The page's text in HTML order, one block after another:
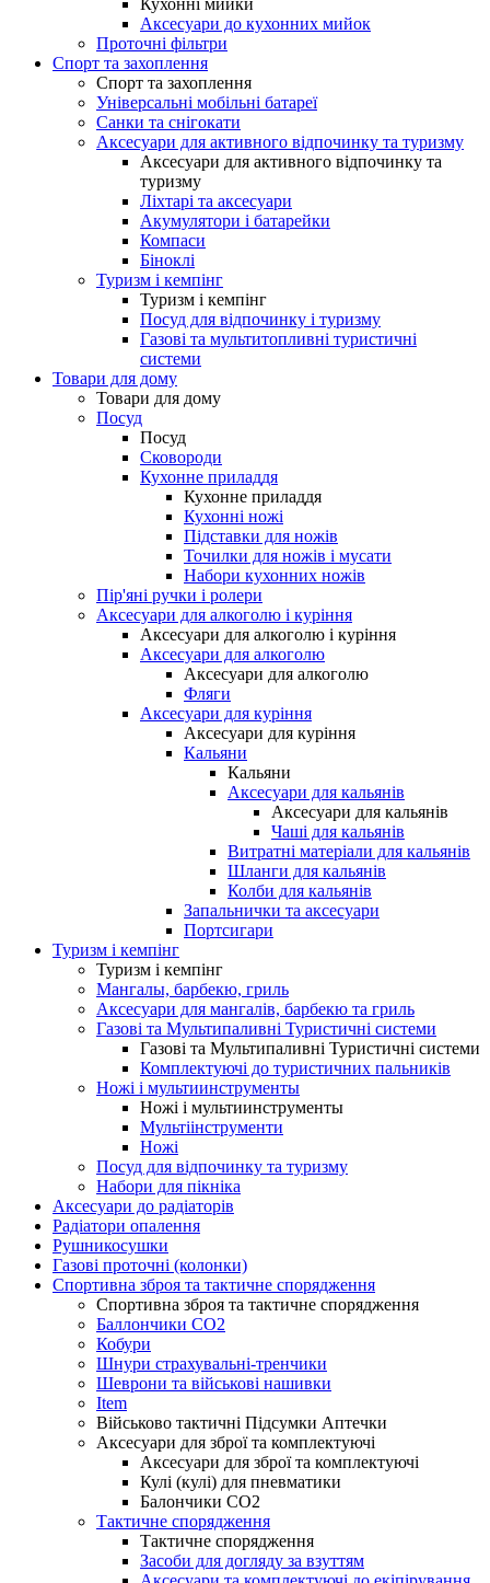
Кухонні мийки
Аксесуари до кухонних мийок
Проточні фільтри
Спорт та захоплення
Спорт та захоплення
Універсальні мобільні батареї
Санки та снігокати
Аксесуари для активного відпочинку та туризму
Аксесуари для активного відпочинку та
туризму
Ліхтарі та аксесуари
Акумулятори і батарейки
Компаси
Біноклі
Туризм і кемпінг
Туризм і кемпінг
Посуд для відпочинку і туризму
Газові та мультитопливні туристичні
системи
Товари для дому
Товари для дому
Посуд
Посуд
Сковороди
Кухонне приладдя
Кухонне приладдя
Кухонні ножі
Підставки для ножів
Точилки для ножів і мусати
Набори кухонних ножів
Пір'яні ручки і ролери
Аксесуари для алкоголю і куріння
Аксесуари для алкоголю і куріння
Аксесуари для алкоголю
Аксесуари для алкоголю
Фляги
Аксесуари для куріння
Аксесуари для куріння
Кальяни
Кальяни
Аксесуари для кальянів
Аксесуари для кальянів
Чаші для кальянів
Витратні матеріали для кальянів
Шланги для кальянів
Колби для кальянів
Запальнички та аксесуари
Портсигари
Туризм і кемпінг
Туризм і кемпінг
Мангалы, барбекю, гриль
Аксесуари для мангалів, барбекю та гриль
Газові та Мультипаливні Туристичні системи
Газові та Мультипаливні Туристичні системи
Комплектуючі до туристичних пальників
Ножі і мультиинструменты
Ножі і мультиинструменты
Мультіінструменти
Ножі
Посуд для відпочинку та туризму
Набори для пікніка
Аксесуари до радіаторів
Радіатори опалення
Рушникосушки
Газові проточні (колонки)
Спортивна зброя та тактичне спорядження
Спортивна зброя та тактичне спорядження
Баллончики CO2
Кобури
Шнури страхувальні-тренчики
Шеврони та військові нашивки
Item
Військово тактичні Підсумки Аптечки
Аксесуари для зброї та комплектуючі
Аксесуари для зброї та комплектуючі
Кулі (кулі) для пневматики
Балончики CO2
Тактичне спорядження
Тактичне спорядження
Засоби для догляду за взуттям